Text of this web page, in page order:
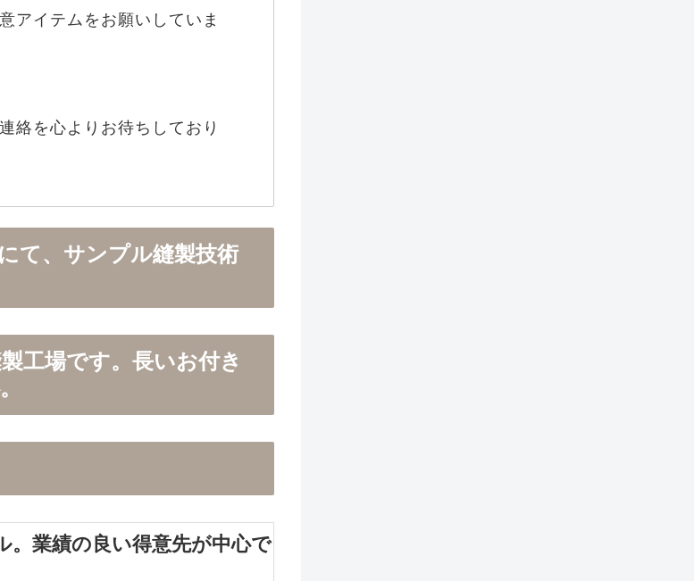
アイテムをお願いしていま
絡を心よりお待ちしており
て、サンプル縫製技術
工場です。長いお付き
業績の良い得意先が中心で